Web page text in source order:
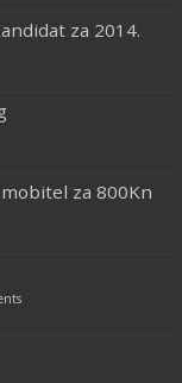
za 2014.
za 800Kn